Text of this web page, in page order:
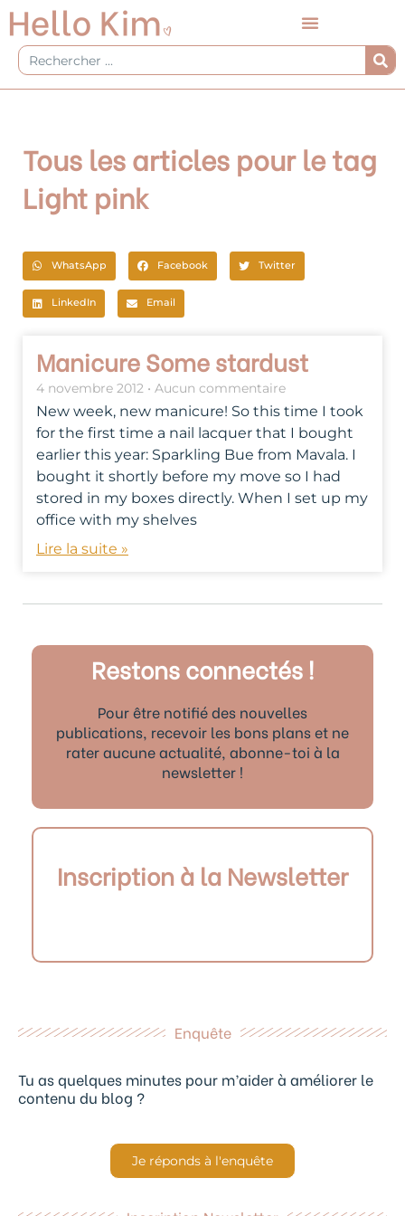
Aller
au
contenu
Rechercher
Tous les articles pour le tag
Light pink
WhatsApp Facebook Twitter
LinkedIn Email
Manicure Some stardust
4 novembre 2012 Aucun commentaire
New week, new manicure! So this time I took
for the first time a nail lacquer that I bought
earlier this year: Sparkling Bue from Mavala. I
bought it shortly before my move so I had
stored in my boxes directly. When I set up my
office with my shelves
Lire la suite »
Restons connectés !
Pour être notifié des nouvelles
publications, recevoir les bons plans et ne
rater aucune actualité, abonne-toi à la
newsletter !
Inscription à la Newsletter
Enquête
Tu as quelques minutes pour m’aider à améliorer le
contenu du blog ?
Je réponds à l'enquête